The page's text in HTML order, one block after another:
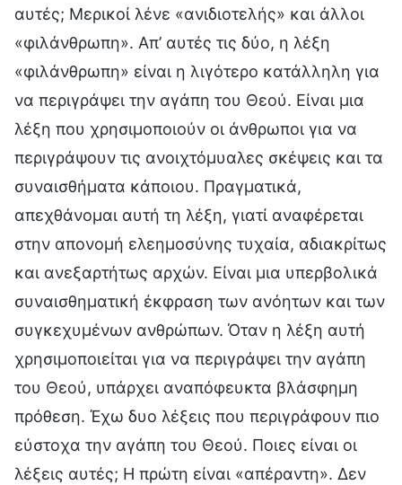
αυτές; Μερικοί λένε «ανιδιοτελής» και άλλοι
«φιλάνθρωπη». Απ’ αυτές τις δύο, η λέξη
«φιλάνθρωπη» είναι η λιγότερο κατάλληλη για
να περιγράψει την αγάπη του Θεού. Είναι μια
λέξη που χρησιμοποιούν οι άνθρωποι για να
περιγράψουν τις ανοιχτόμυαλες σκέψεις και τα
συναισθήματα κάποιου. Πραγματικά,
απεχθάνομαι αυτή τη λέξη, γιατί αναφέρεται
στην απονομή ελεημοσύνης τυχαία, αδιακρίτως
και ανεξαρτήτως αρχών. Είναι μια υπερβολικά
συναισθηματική έκφραση των ανόητων και των
συγκεχυμένων ανθρώπων. Όταν η λέξη αυτή
χρησιμοποιείται για να περιγράψει την αγάπη
του Θεού, υπάρχει αναπόφευκτα βλάσφημη
πρόθεση. Έχω δυο λέξεις που περιγράφουν πιο
εύστοχα την αγάπη του Θεού. Ποιες είναι οι
λέξεις αυτές; Η πρώτη είναι «απέραντη». Δεν